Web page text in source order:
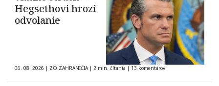
Hegsethovi hrozí
odvolanie
06. 08. 2026 | ZO ZAHRANIČIA | 2 min. čítania | 13 komentárov